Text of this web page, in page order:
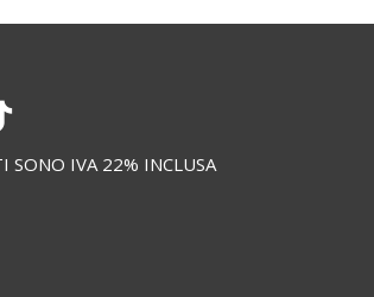
SONO IVA 22% INCLUSA